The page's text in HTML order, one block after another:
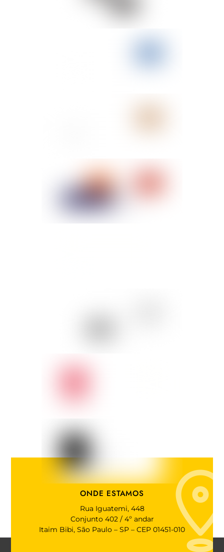
ONDE ESTAMOS
Rua Iguatemi, 448
Conjunto 402 / 4º andar
Itaim Bibi, São Paulo – SP – CEP 01451-010